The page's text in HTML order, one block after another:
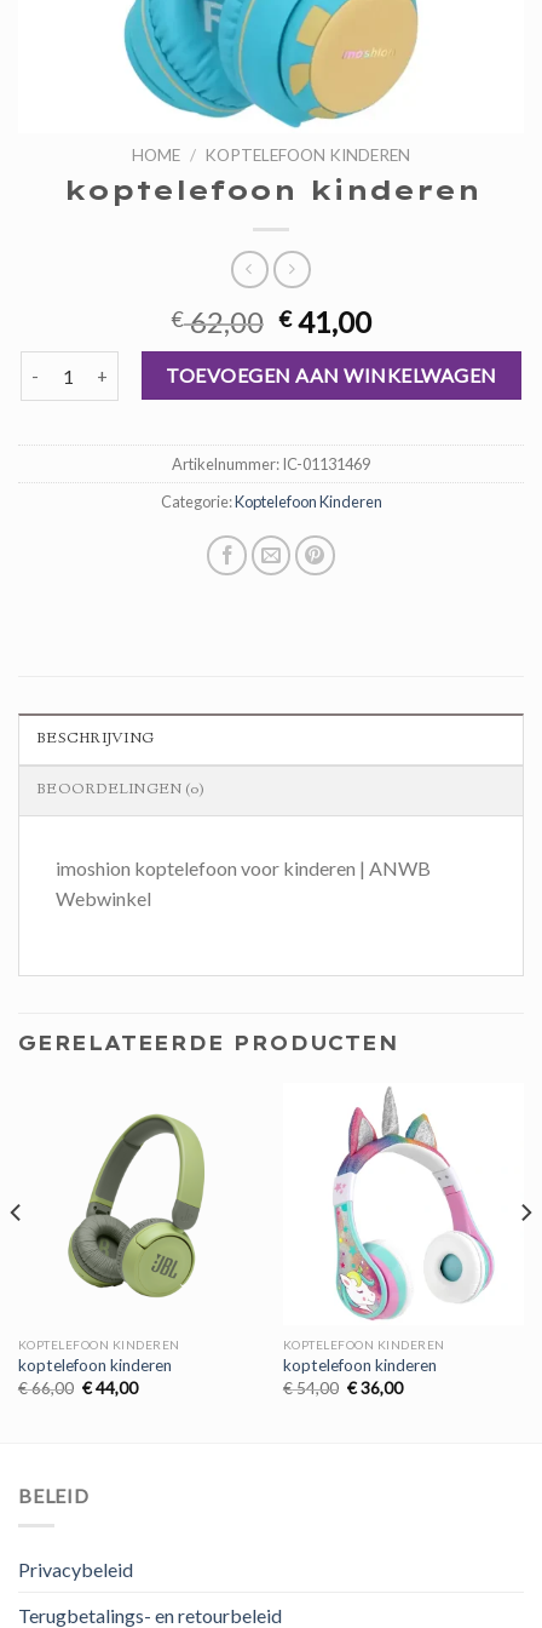
HOME / KOPTELEFOON KINDEREN
koptelefoon kinderen
€62,00 Oorspronkelijke
prijs
was:
€ 62,00.
€41,00Huidige
prijs
is:
€ 41,00.
koptelefoon kinderen aantalTOEVOEGEN AAN WINKELWAGEN
Artikelnummer:IC-01131469
Categorie:Koptelefoon Kinderen
BESCHRIJVING
BEOORDELINGEN (0)
imoshion koptelefoon voor kinderen | ANWB
Webwinkel
GERELATEERDE PRODUCTEN
KOPTELEFOON KINDEREN
koptelefoon kinderen
€66,00 Oorspronkelijke
€44,00Huidige
KOPTELEFOON KINDEREN
koptelefoon kinderen
€54,00 Oorspronkelijke
€36,00Huidige
BELEID
Privacybeleid
Terugbetalings- en retourbeleid